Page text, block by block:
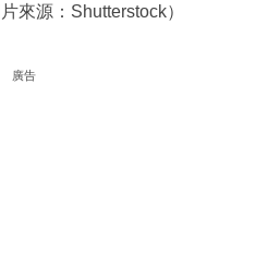
來源：Shutterstock）
廣告